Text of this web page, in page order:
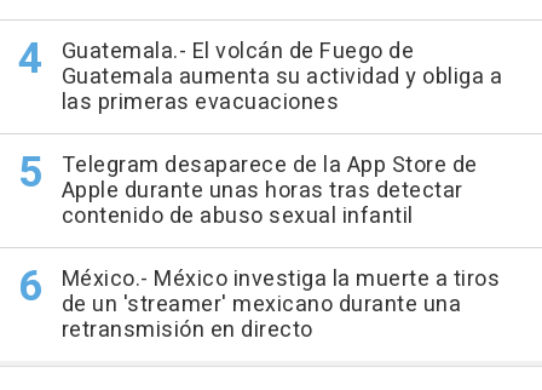
Guatemala.- El volcán de Fuego de
Guatemala aumenta su actividad y obliga a
las primeras evacuaciones
Telegram desaparece de la App Store de
Apple durante unas horas tras detectar
contenido de abuso sexual infantil
México.- México investiga la muerte a tiros
de un 'streamer' mexicano durante una
retransmisión en directo